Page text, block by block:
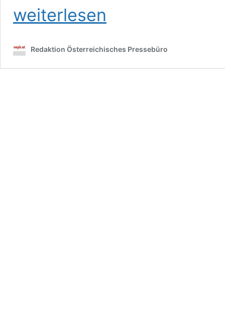
weiterlesen
Redaktion Österreichisches Pressebüro